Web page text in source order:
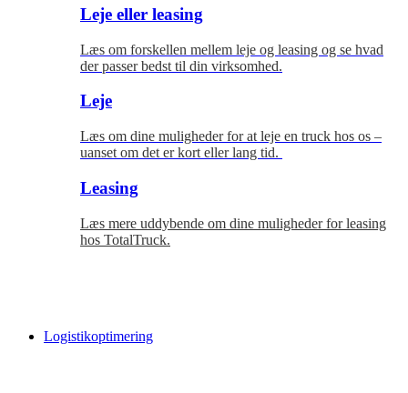
Leje eller leasing
Læs om forskellen mellem leje og leasing og se hvad
der passer bedst til din virksomhed.
Leje
Læs om dine muligheder for at leje en truck hos os –
uanset om det er kort eller lang tid.
Leasing
Læs mere uddybende om dine muligheder for leasing
hos TotalTruck.
Logistikoptimering